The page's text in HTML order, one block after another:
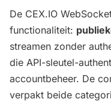
De CEX.IO
functionaliteit:
streamen zonder
die API-sleutel-
accountbeheer. De
verpakt beide